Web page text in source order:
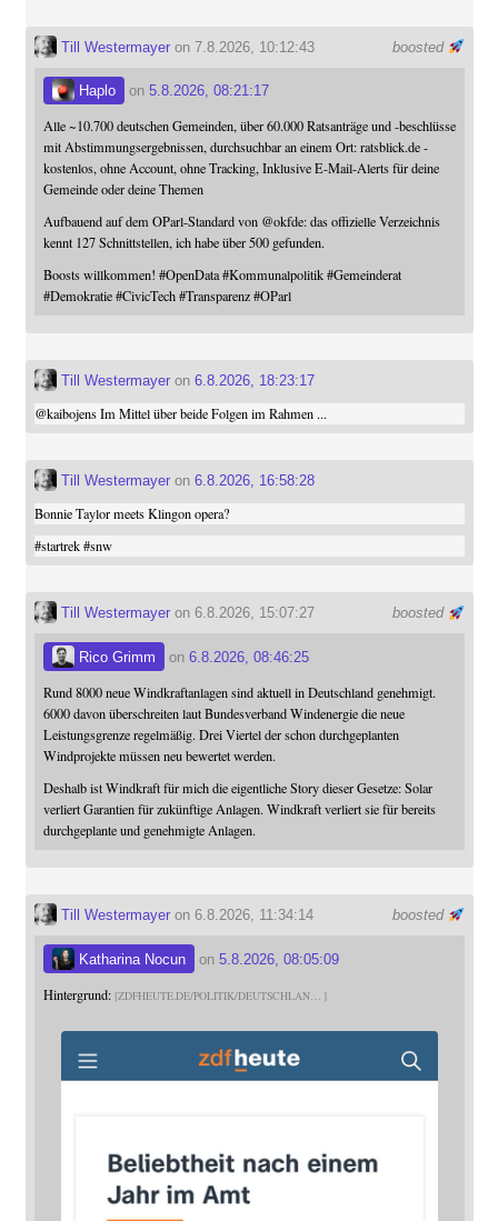
boosted
Till Westermayeron 7.8.2026, 10:12:43
Haplo on 5.8.2026, 08:21:17
Alle ~10.700 deutschen Gemeinden, über 60.000 Ratsanträge und -beschlüsse
mit Abstimmungsergebnissen, durchsuchbar an einem Ort: ratsblick.de -
kostenlos, ohne Account, ohne Tracking, Inklusive E-Mail-Alerts für deine
Gemeinde oder deine Themen
Aufbauend auf dem OParl-Standard von @okfde: das offizielle Verzeichnis
kennt 127 Schnittstellen, ich habe über 500 gefunden.
Boosts willkommen! #OpenData #Kommunalpolitik #Gemeinderat
#Demokratie #CivicTech #Transparenz #OParl
Till Westermayeron 6.8.2026, 18:23:17
@kaibojensIm Mittel über beide Folgen im Rahmen ...
Till Westermayeron 6.8.2026, 16:58:28
Bonnie Taylor meets Klingon opera?
#startrek #snw
boosted
Till Westermayeron 6.8.2026, 15:07:27
Rico Grimm on 6.8.2026, 08:46:25
Rund 8000 neue Windkraftanlagen sind aktuell in Deutschland genehmigt.
6000 davon überschreiten laut Bundesverband Windenergie die neue
Leistungsgrenze regelmäßig. Drei Viertel der schon durchgeplanten
Windprojekte müssen neu bewertet werden.
Deshalb ist Windkraft für mich die eigentliche Story dieser Gesetze: Solar
verliert Garantien für zukünftige Anlagen. Windkraft verliert sie für bereits
durchgeplante und genehmigte Anlagen.
boosted
Till Westermayeron 6.8.2026, 11:34:14
Katharina Nocun on 5.8.2026, 08:05:09
Hintergrund: ZDFHEUTE.DE/POLITIK/DEUTSCHLAN